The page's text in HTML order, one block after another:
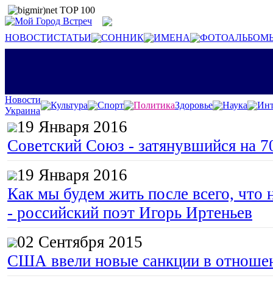
НОВОСТИСТАТЬИ СОННИК ИМЕНА
Новости
Украина
Культура Спорт ПолитикаЗдоровье Наука
19 Января 2016
Советский Союз - затянувшийся на
19 Января 2016
Как мы будем жить после всего, что
- российский поэт Игорь Иртеньев
02 Сентября 2015
США ввели новые санкции в